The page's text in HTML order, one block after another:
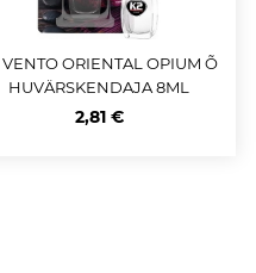
VENTO ORIENTAL OPIUM Õ
HUVÄRSKENDAJA 8ML
2,81 €